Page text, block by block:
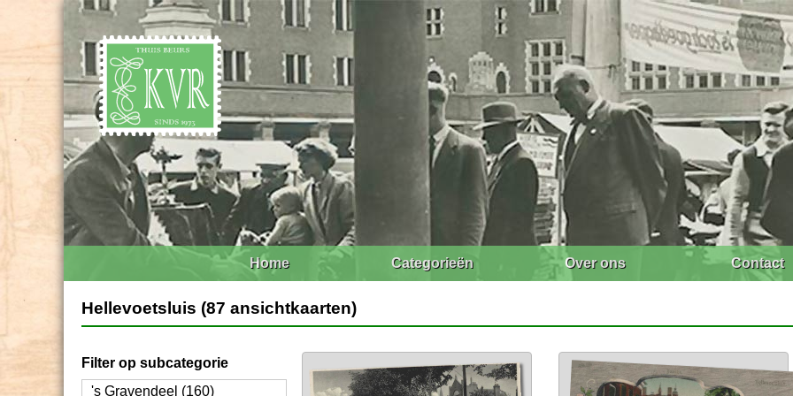
Home Categorieën Over ons Contact
Hellevoetsluis (87 ansichtkaarten)
Filter op subcategorie
's Gravendeel (160)